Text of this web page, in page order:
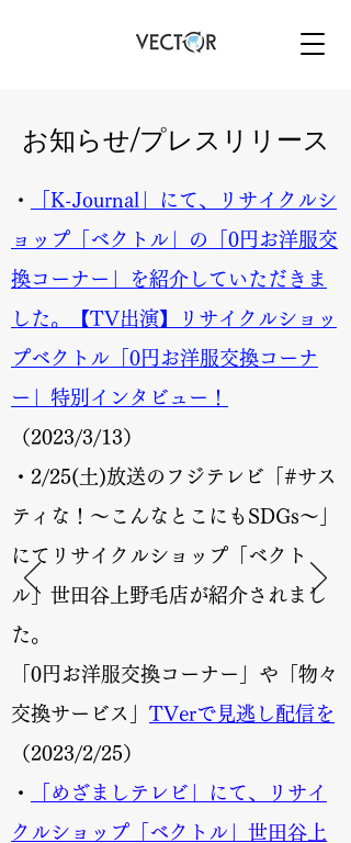
お知らせ/プレスリリース
・
「K-Journal」にて、リサイクルシ
ョップ「ベクトル」の「0円お洋服交
換コーナー」を紹介していただきま
した。【TV出演】リサイクルショッ
プベクトル「0円お洋服交換コーナ
ー」特別インタビュー！
（2023/3/13）
・2/25(土)放送のフジテレビ「#サス
ティな！〜こんなとこにもSDGs〜」
にてリサイクルショップ「ベクト
ル」世田谷上野毛店が紹介されまし
た。
「0円お洋服交換コーナー」や「物々
交換サービス」 TVerで見逃し配信を
（2023/2/25）
・
「めざましテレビ」にて、リサイ
クルショップ「ベクトル」世田谷上